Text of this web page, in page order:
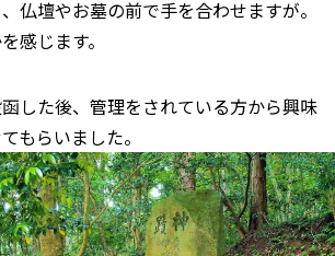
仏壇やお墓の前で手を合わせますが。
感じます。
した後、管理をされている方から興味
もらいました。